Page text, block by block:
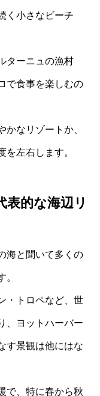
く小さなビーチ
ターニュの漁村
で食事を楽しむの
かなリゾートか、
左右します。
表的な海辺リ
海と聞いて多くの
。
・トロペなど、世
、ヨットハーバー
す景観は他にはな
で、特に春から秋